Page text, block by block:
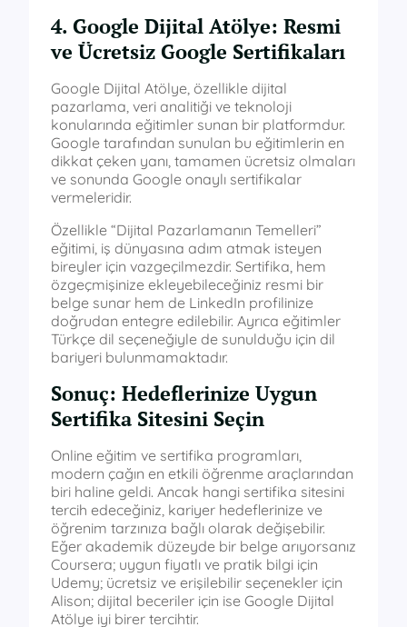
4. Google Dijital Atölye: Resmi
ve Ücretsiz Google Sertifikaları
Google Dijital Atölye, özellikle dijital
pazarlama, veri analitiği ve teknoloji
konularında eğitimler sunan bir platformdur.
Google tarafından sunulan bu eğitimlerin en
dikkat çeken yanı, tamamen ücretsiz olmaları
ve sonunda Google onaylı sertifikalar
vermeleridir.
Özellikle “Dijital Pazarlamanın Temelleri”
eğitimi, iş dünyasına adım atmak isteyen
bireyler için vazgeçilmezdir. Sertifika, hem
özgeçmişinize ekleyebileceğiniz resmi bir
belge sunar hem de LinkedIn profilinize
doğrudan entegre edilebilir. Ayrıca eğitimler
Türkçe dil seçeneğiyle de sunulduğu için dil
bariyeri bulunmamaktadır.
Sonuç: Hedeflerinize Uygun
Sertifika Sitesini Seçin
Online eğitim ve sertifika programları,
modern çağın en etkili öğrenme araçlarından
biri haline geldi. Ancak hangi sertifika sitesini
tercih edeceğiniz, kariyer hedeflerinize ve
öğrenim tarzınıza bağlı olarak değişebilir.
Eğer akademik düzeyde bir belge arıyorsanız
Coursera; uygun fiyatlı ve pratik bilgi için
Udemy; ücretsiz ve erişilebilir seçenekler için
Alison; dijital beceriler için ise Google Dijital
Atölye iyi birer tercihtir.